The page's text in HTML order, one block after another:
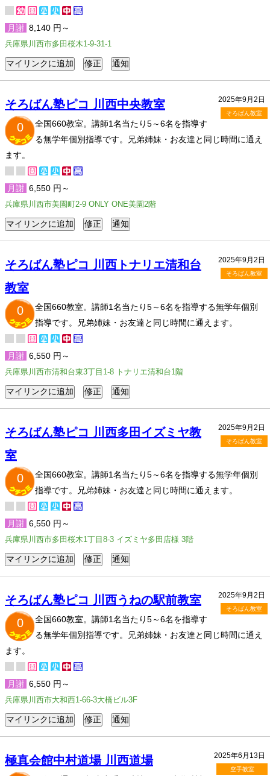
月謝 8,140 円～
兵庫県川西市多田桜木1-9-31-1
2025年9月2日
そろばん教室
そろばん塾ピコ 川西中央教室
0
全国660教室。講師1名当たり5～6名を指導す
る無学年個別指導です。兄弟姉妹・お友達と同じ時間に通え
ます。
月謝 6,550 円～
兵庫県川西市美園町2-9 ONLY ONE美園2階
2025年9月2日
そろばん教室
そろばん塾ピコ 川西トナリエ清和台
教室
0
全国660教室。講師1名当たり5～6名を指導する無学年個別
指導です。兄弟姉妹・お友達と同じ時間に通えます。
月謝 6,550 円～
兵庫県川西市清和台東3丁目1-8 トナリエ清和台1階
2025年9月2日
そろばん教室
そろばん塾ピコ 川西多田イズミヤ教
室
0
全国660教室。講師1名当たり5～6名を指導する無学年個別
指導です。兄弟姉妹・お友達と同じ時間に通えます。
月謝 6,550 円～
兵庫県川西市多田桜木1丁目8-3 イズミヤ多田店様 3階
2025年9月2日
そろばん教室
そろばん塾ピコ 川西うねの駅前教室
0
全国660教室。講師1名当たり5～6名を指導す
る無学年個別指導です。兄弟姉妹・お友達と同じ時間に通え
ます。
月謝 6,550 円～
兵庫県川西市大和西1-66-3大橋ビル3F
2025年6月13日
空手教室
極真会館中村道場 川西道場